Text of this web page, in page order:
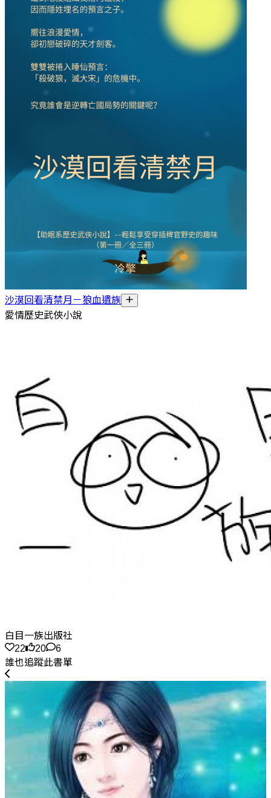
沙漠回看清禁月－狼血遺族
愛情歷史武俠小說
白目一族出版社
22
20
6
誰也追蹤此書單